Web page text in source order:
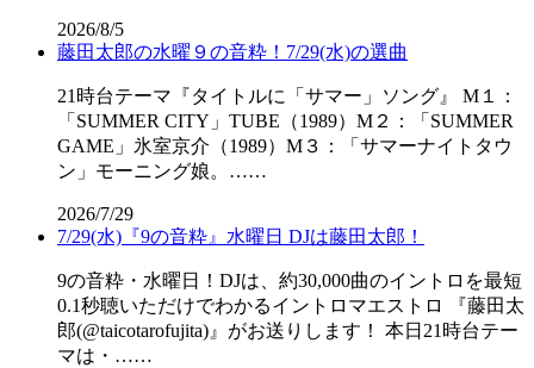
2026/8/5
藤田太郎の水曜９の音粋！7/29(水)の選曲
21時台テーマ『タイトルに「サマー」ソング』 M１：
「SUMMER CITY」TUBE（1989）M２：「SUMMER
GAME」氷室京介（1989）M３：「サマーナイトタウ
ン」モーニング娘。……
2026/7/29
7/29(水)『9の音粋』水曜日 DJは藤田太郎！
9の音粋・水曜日！DJは、約30,000曲のイントロを最短
0.1秒聴いただけでわかるイントロマエストロ 『藤田太
郎(@taicotarofujita)』がお送りします！ 本日21時台テー
マは・……